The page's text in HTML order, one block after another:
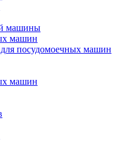
машины
машин
посудомоечных машин
машин